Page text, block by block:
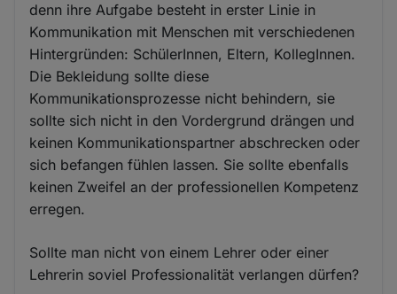
denn ihre Aufgabe besteht in erster Linie in
Kommunikation mit Menschen mit verschiedenen
Hintergründen: SchülerInnen, Eltern, KollegInnen.
Die Bekleidung sollte diese
Kommunikationsprozesse nicht behindern, sie
sollte sich nicht in den Vordergrund drängen und
keinen Kommunikationspartner abschrecken oder
sich befangen fühlen lassen. Sie sollte ebenfalls
keinen Zweifel an der professionellen Kompetenz
erregen.
Sollte man nicht von einem Lehrer oder einer
Lehrerin soviel Professionalität verlangen dürfen?